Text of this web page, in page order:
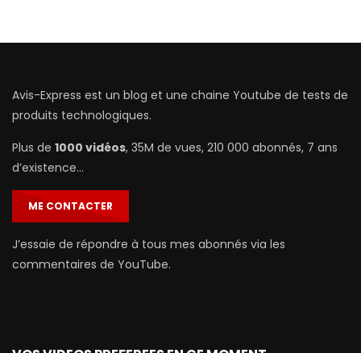
Avis-Express est un blog et une chaine Youtube de tests de
produits technologiques.
Plus de 1000 vidéos, 35M de vues, 210 000 abonnés, 7 ans
d’existence…
ME CONTACTER
J’essaie de répondre à tous mes abonnés via les
commentaires de YouTube.